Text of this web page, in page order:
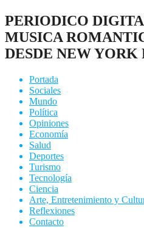
PERIODICO
MUSICA
DESDE NEW YORK
Portada
Sociales
Mundo
Política
Opiniones
Economía
Salud
Deportes
Turismo
Tecnología
Ciencia
Arte, Entretenimiento y
Reflexiones
Contacto